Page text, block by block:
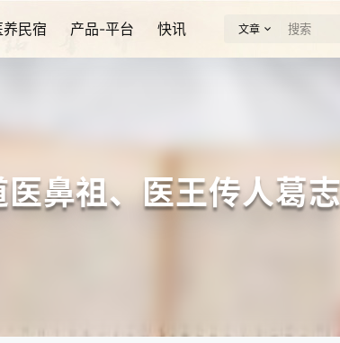
养民宿 产品-平台 快讯 文章
鼻祖、医王传人葛